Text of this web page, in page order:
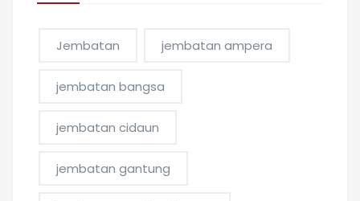
Jembatan jembatan ampera
jembatan bangsa
jembatan cidaun
jembatan gantung